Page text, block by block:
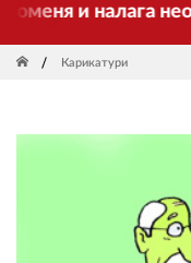
и налага
Карикатури